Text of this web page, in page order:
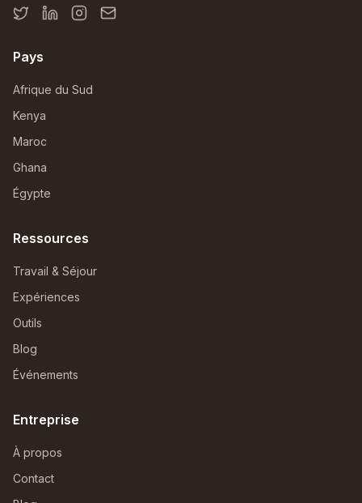
Pays
Afrique du Sud
Kenya
Maroc
Ghana
Égypte
Ressources
Travail & Séjour
Expériences
Outils
Blog
Événements
Entreprise
À propos
Contact